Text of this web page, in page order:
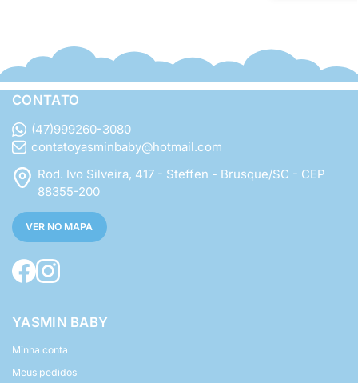
CONTATO
(47)999260-3080
contatoyasminbaby@hotmail.com
Rod. Ivo Silveira, 417 - Steffen - Brusque/SC - CEP
88355-200
VER NO MAPA
YASMIN BABY
Minha conta
Meus pedidos